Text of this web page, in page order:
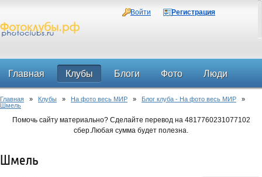
Войти Регистрация
Главная Клубы Блоги Фото Люди
Форум
Главная » Клубы » На фото весь МИР » Блог клуба - На фото весь МИР »
Шмель
Помочь сайту материально? Сделайте перевод на 4817760231077102
сбер.Любая сумма будет полезна.
Шмель